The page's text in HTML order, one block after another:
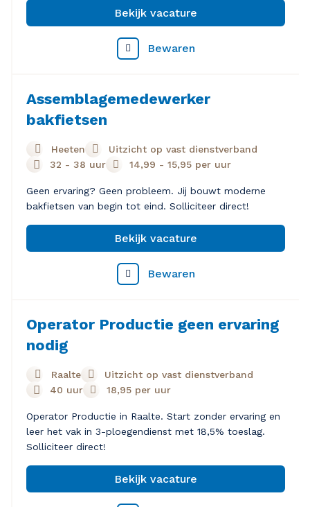
Bekijk vacature
Bewaren
Assemblagemedewerker
bakfietsen
Heeten
Uitzicht op vast dienstverband
32 - 38 uur
14,99 - 15,95 per uur
Geen ervaring? Geen probleem. Jij bouwt moderne
bakfietsen van begin tot eind. Solliciteer direct!
Bekijk vacature
Bewaren
Operator Productie geen ervaring
nodig
Raalte
Uitzicht op vast dienstverband
40 uur
18,95 per uur
Operator Productie in Raalte. Start zonder ervaring en
leer het vak in 3-ploegendienst met 18,5% toeslag.
Solliciteer direct!
Bekijk vacature